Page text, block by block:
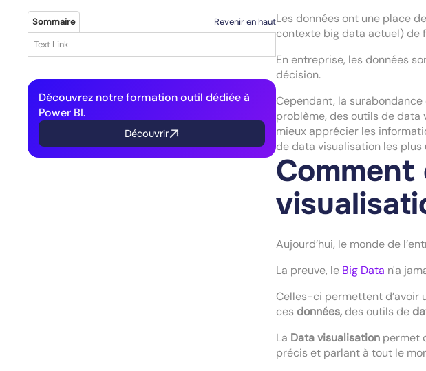
Sommaire
Revenir en haut
Text Link
Découvrez notre formation outil dédiée à
Power BI.
Découvrir
Les données ont une place
contexte big data actuel) de
En entreprise, les données
décision.
Cependant, la
problème, des outils de
mieux apprécier les
de data visualisation les plus
Aujourd’hui, le monde de
La preuve, le Big Data n'a
Celles-ci permettent d’avoir
ces données, des outils de
La Data visualisation permet
précis et parlant à tout le